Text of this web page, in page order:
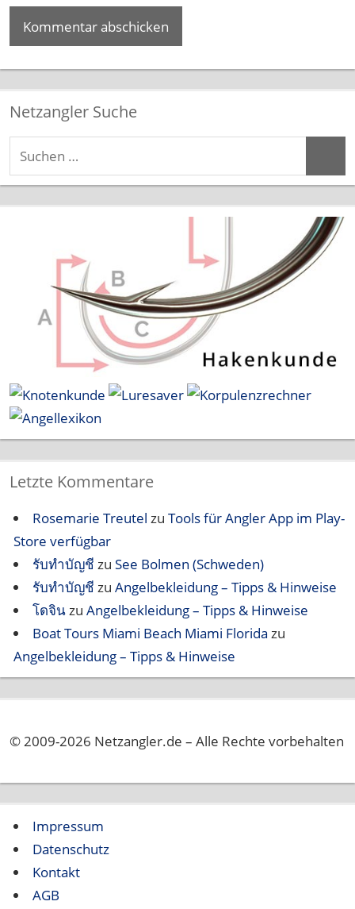
Netzangler Suche
Suchen
nach:
Letzte Kommentare
Rosemarie Treutel zu Tools für Angler App im Play-
Store verfügbar
รับทำบัญชี zu See Bolmen (Schweden)
รับทำบัญชี zu Angelbekleidung – Tipps & Hinweise
โดจินzu Angelbekleidung – Tipps & Hinweise
Boat Tours Miami Beach Miami Florida zu
Angelbekleidung – Tipps & Hinweise
© 2009-2026 Netzangler.de – Alle Rechte vorbehalten
Impressum
Datenschutz
Kontakt
AGB